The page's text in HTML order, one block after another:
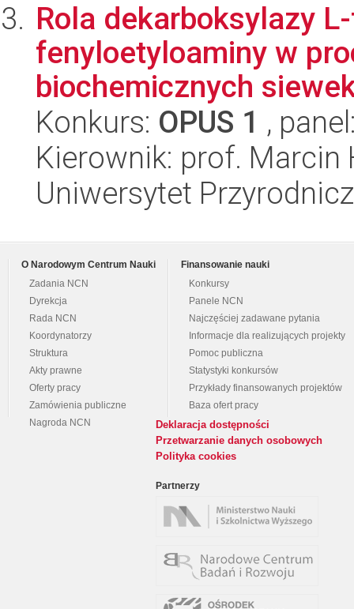
Rola dekarboksylazy
fenyloetyloaminy w
biochemicznych
Konkurs: OPUS 1 ,
Kierownik: prof. Marcin
Uniwersytet
O Narodowym Centrum Nauki
Zadania NCN
Dyrekcja
Rada NCN
Koordynatorzy
Struktura
Akty prawne
Oferty pracy
Zamówienia publiczne
Nagroda NCN
Finansowanie nauki
Konkursy
Panele NCN
Najczęściej zadawane pytania
Informacje dla realizujących projekty
Pomoc publiczna
Statystyki konkursów
Przykłady finansowanych projektów
Baza ofert pracy
Deklaracja dostępności
Przetwarzanie danych osobowych
Polityka cookies
Partnerzy